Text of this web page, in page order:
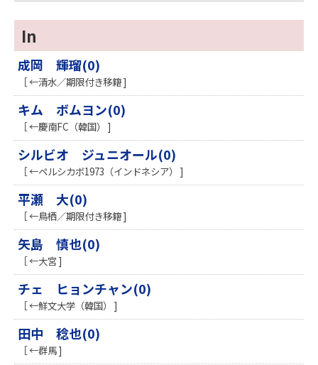
In
成岡 輝瑠(0)
［ ←清水／期限付き移籍 ]
キム ボムヨン(0)
［ ←慶南FC（韓国） ]
シルビオ ジュニオール(0)
［ ←ペルシカボ1973（インドネシア） ]
平瀬 大(0)
［ ←鳥栖／期限付き移籍 ]
矢島 慎也(0)
［ ←大宮 ]
チェ ヒョンチャン(0)
［ ←鮮文大学（韓国） ]
田中 稔也(0)
［ ←群馬 ]